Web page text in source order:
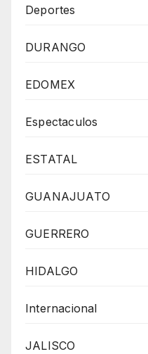
Deportes
DURANGO
EDOMEX
Espectaculos
ESTATAL
GUANAJUATO
GUERRERO
HIDALGO
Internacional
JALISCO